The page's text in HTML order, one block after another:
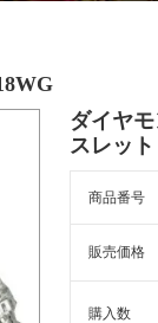
ダイヤ
スレッ
商品番号
販売価格
購入数